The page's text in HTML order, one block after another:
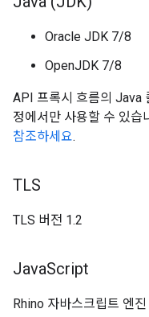
Oracle JDK 7/8
OpenJDK 7/8
API 프록시 흐름의 Java
정에서만 사용할 수 있습
참조하세요.
TLS
TLS 버전 1.2
JavaScript
Rhino 자바스크립트 엔